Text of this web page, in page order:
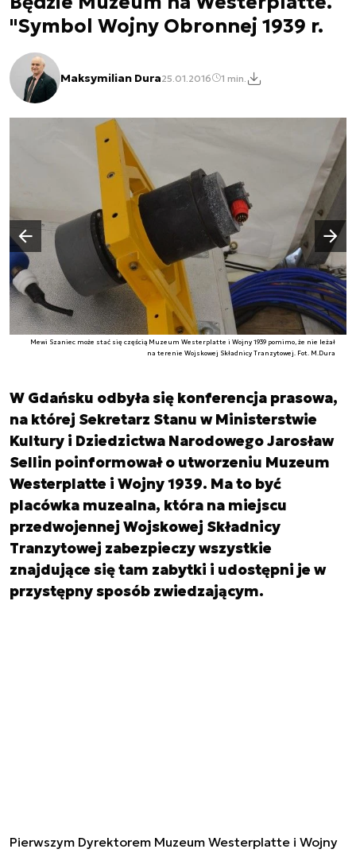
"Symbol Wojny Obronnej 1939 r.
Maksymilian Dura25.01.2016 1 min.
Mewi Szaniec może stać się częścią Muzeum Westerplatte i Wojny 1939 pomimo, że nie leżał
na terenie Wojskowej Składnicy Tranzytowej. Fot. M.Dura
Poprzedni slajd
Następny slajd
W Gdańsku odbyła się konferencja prasowa,
na której Sekretarz Stanu w Ministerstwie
Kultury i Dziedzictwa Narodowego Jarosław
Sellin poinformował o utworzeniu Muzeum
Westerplatte i Wojny 1939. Ma to być
placówka muzealna, która na miejscu
przedwojennej Wojskowej Składnicy
Tranzytowej zabezpieczy wszystkie
znajdujące się tam zabytki i udostępni je w
przystępny sposób zwiedzającym.
Pierwszym Dyrektorem Muzeum Westerplatte i Wojny